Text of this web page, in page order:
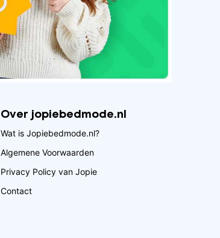
Over jopiebedmode.nl
Wat is Jopiebedmode.nl?
Algemene Voorwaarden
Privacy Policy van Jopie
Contact